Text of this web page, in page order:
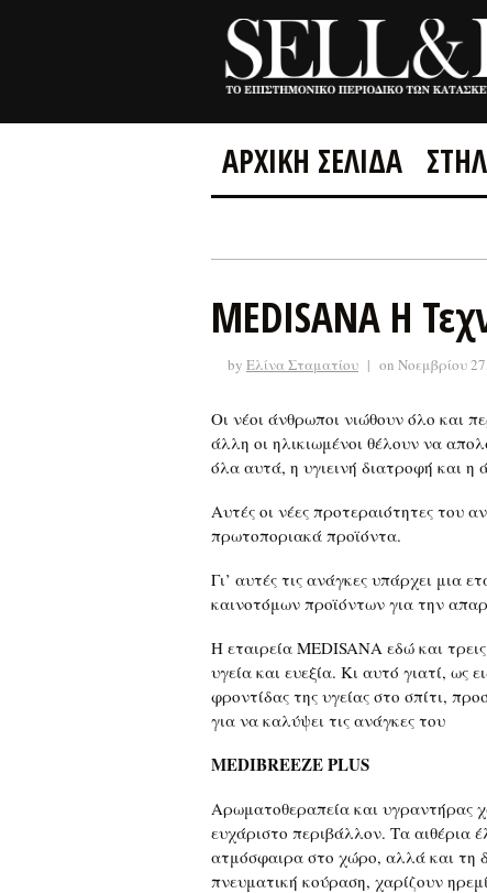
ΑΡΧΙΚΗ ΣΕΛΙΔΑ
MEDISANA Η
by Ελίνα Σταματίου | on Νοεμβρίου
Οι νέοι άνθρωποι νιώθουν όλο και
άλλη οι ηλικιωμένοι θέλουν να
όλα αυτά, η υγιεινή διατροφή και η
Αυτές οι νέες προτεραιότητες του
πρωτοποριακά προϊόντα.
Γι’ αυτές τις ανάγκες υπάρχει μια
καινοτόμων προϊόντων για την
Η εταιρεία MEDISANA εδώ και
υγεία και ευεξία. Κι αυτό γιατί, ως
φροντίδας της υγείας στο σπίτι,
για να καλύψει τις ανάγκες του
MEDIBREEZE PLUS
Αρωματοθεραπεία και υγραντήρας
ευχάριστο περιβάλλον. Τα αιθέρια
ατμόσφαιρα στο χώρο, αλλά και τη
πνευματική κούραση, χαρίζουν